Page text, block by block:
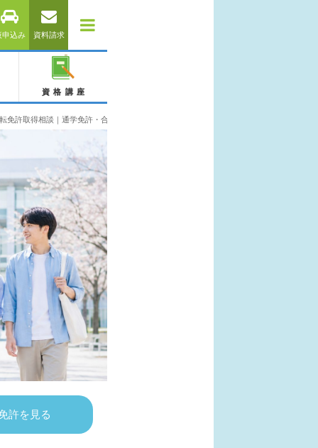
申込み 資料請求
資格講座
免許取得相談｜通学免許・合宿免許
許を見る